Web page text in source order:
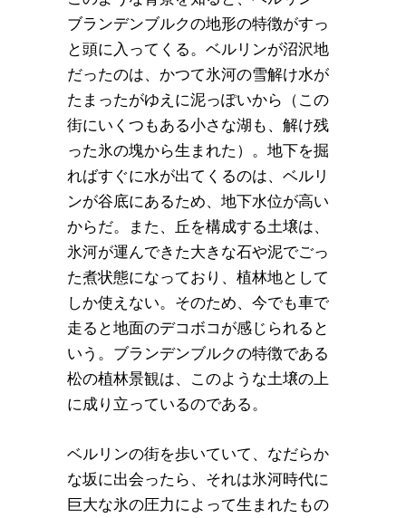
ブランデンブルクの地形の特徴がすっ
と頭に入ってくる。ベルリンが沼沢地
だったのは、かつて氷河の雪解け水が
たまったがゆえに泥っぽいから（この
街にいくつもある小さな湖も、解け残
った氷の塊から生まれた）。地下を掘
ればすぐに水が出てくるのは、ベルリ
ンが谷底にあるため、地下水位が高い
からだ。また、丘を構成する土壌は、
氷河が運んできた大きな石や泥でごっ
た煮状態になっており、植林地として
しか使えない。そのため、今でも車で
走ると地面のデコボコが感じられると
いう。ブランデンブルクの特徴である
松の植林景観は、このような土壌の上
に成り立っているのである。
ベルリンの街を歩いていて、なだらか
な坂に出会ったら、それは氷河時代に
巨大な氷の圧力によって生まれたもの